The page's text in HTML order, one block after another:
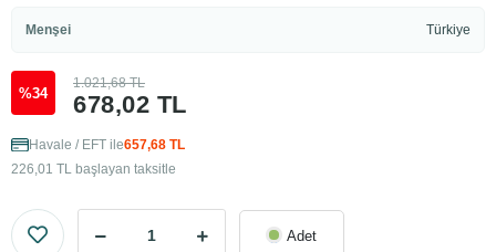
Menşei Türkiye
%34 678,02 TL
1.021,68 TL
Havale / EFT ile657,68 TL
226,01 TL başlayan taksitle
Adet